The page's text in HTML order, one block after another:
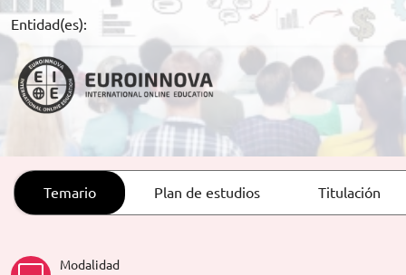
RECURSOS EDUCATIVOS
ARTÍCULOS
ORIENTACIÓN LABORAL
Entidad(es):
Temario Plan de estudios Titulación
Modalidad